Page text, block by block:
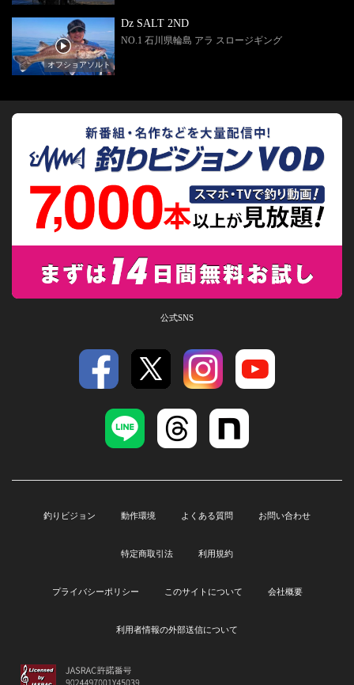
オフショアソルト
Dz SALT 2ND
NO.1 石川県輪島 アラ スロージギング
公式SNS
釣りビジョン 動作環境 よくある質問 お問い合わせ
特定商取引法 利用規約
プライバシーポリシー このサイトについて 会社概要
利用者情報の外部送信について